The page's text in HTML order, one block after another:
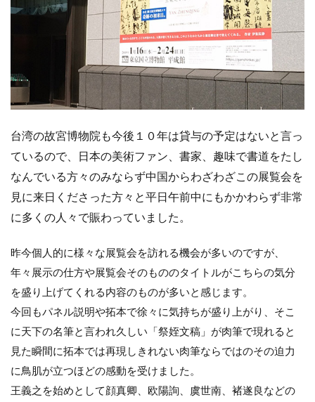
台湾の故宮博物院も今後１０年は貸与の予定はないと言っ
ているので、日本の美術ファン、書家、趣味で書道をたし
なんでいる方々のみならず中国からわざわざこの展覧会を
見に来日くださった方々と平日午前中にもかかわらず非常
に多くの人々で賑わっていました。
昨今個人的に様々な展覧会を訪れる機会が多いのですが、
年々展示の仕方や展覧会そのもののタイトルがこちらの気分
を盛り上げてくれる内容のものが多いと感じます。
今回もパネル説明や拓本で徐々に気持ちが盛り上がり、そこ
に天下の名筆と言われ久しい「祭姪文稿」が肉筆で現れると
見た瞬間に拓本では再現しきれない肉筆ならではのその迫力
に鳥肌が立つほどの感動を受けました。
王義之を始めとして顔真卿、欧陽詢、虞世南、褚遂良などの